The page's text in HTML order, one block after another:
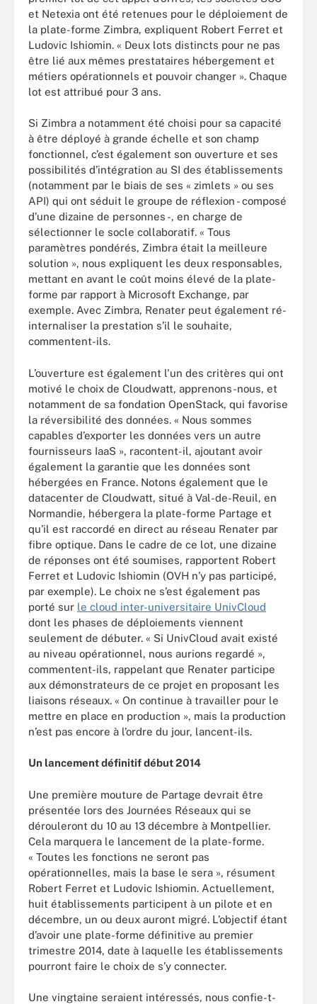
et Netexia ont été retenues pour le déploiement de
la plate-forme Zimbra, expliquent Robert Ferret et
Ludovic Ishiomin. « Deux lots distincts pour ne pas
être lié aux mêmes prestataires hébergement et
métiers opérationnels et pouvoir changer ». Chaque
lot est attribué pour 3 ans.
Si Zimbra a notamment été choisi pour sa capacité
à être déployé à grande échelle et son champ
fonctionnel, c’est également son ouverture et ses
possibilités d’intégration au SI des établissements
(notamment par le biais de ses « zimlets » ou ses
API) qui ont séduit le groupe de réflexion - composé
d’une dizaine de personnes -, en charge de
sélectionner le socle collaboratif. « Tous
paramètres pondérés, Zimbra était la meilleure
solution », nous expliquent les deux responsables,
mettant en avant le coût moins élevé de la plate-
forme par rapport à Microsoft Exchange, par
exemple. Avec Zimbra, Renater peut également ré-
internaliser la prestation s’il le souhaite,
commentent-ils.
L’ouverture est également l'un des critères qui ont
motivé le choix de Cloudwatt, apprenons-nous, et
notamment de sa fondation OpenStack, qui favorise
la réversibilité des données. « Nous sommes
capables d’exporter les données vers un autre
fournisseurs IaaS », racontent-il, ajoutant avoir
également la garantie que les données sont
hébergées en France. Notons également que le
datacenter de Cloudwatt, situé à Val-de-Reuil, en
Normandie, hébergera la plate-forme Partage et
qu’il est raccordé en direct au réseau Renater par
fibre optique. Dans le cadre de ce lot, une dizaine
de réponses ont été soumises, rapportent Robert
Ferret et Ludovic Ishiomin (OVH n’y pas participé,
par exemple). Le choix ne s’est également pas
porté sur le cloud inter-universitaire UnivCloud
dont les phases de déploiements viennent
seulement de débuter. « Si UnivCloud avait existé
au niveau opérationnel, nous aurions regardé »,
commentent-ils, rappelant que Renater participe
aux démonstrateurs de ce projet en proposant les
liaisons réseaux. « On continue à travailler pour le
mettre en place en production », mais la production
n’est pas encore à l’ordre du jour, lancent-ils.
Un lancement définitif début 2014
Une première mouture de Partage devrait être
présentée lors des Journées Réseaux qui se
dérouleront du 10 au 13 décembre à Montpellier.
Cela marquera le lancement de la plate-forme.
« Toutes les fonctions ne seront pas
opérationnelles, mais la base le sera », résument
Robert Ferret et Ludovic Ishiomin. Actuellement,
huit établissements participent à un pilote et en
décembre, un ou deux auront migré. L’objectif étant
d’avoir une plate-forme définitive au premier
trimestre 2014, date à laquelle les établissements
pourront faire le choix de s’y connecter.
Une vingtaine seraient intéressés, nous confie-t-